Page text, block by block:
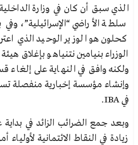
الذي سبق أن كان في وزارة
كحلون هو الوزير الوحيد الذي
الوزراء بنيامين نتنياهو بإغلاق
ولكنه وافق في النهاية على إلغاء
وإنشاء مؤسسة إخبارية منفصلة
في IBA.